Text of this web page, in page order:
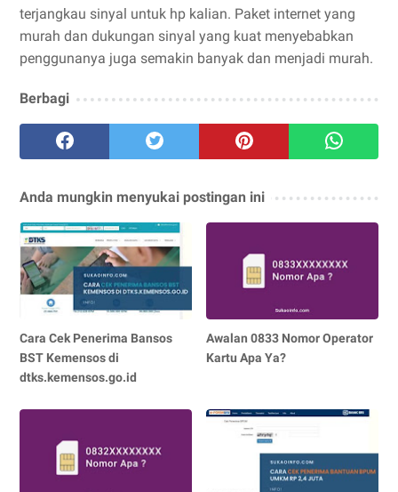
terjangkau sinyal untuk hp kalian. Paket internet yang
murah dan dukungan sinyal yang kuat menyebabkan
penggunanya juga semakin banyak dan menjadi murah.
Berbagi
Anda mungkin menyukai postingan ini
Cara Cek Penerima Bansos
BST Kemensos di
dtks.kemensos.go.id
Awalan 0833 Nomor Operator
Kartu Apa Ya?